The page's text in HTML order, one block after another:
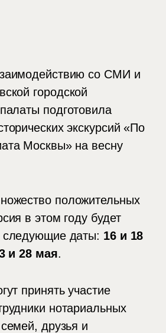
со СМИ и
городской
подготовила
экскурсий «По
Москвы» на весну
положительных
в этом году будет
следующие даты: 16 и 18
и 28 мая.
принять участие
нотариальных
друзья и